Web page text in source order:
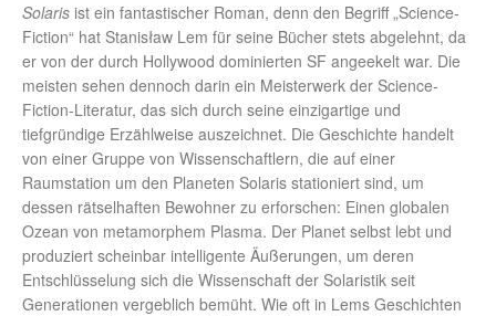
Solaris ist ein fantastischer Roman, denn den Begriff „Science-
Fiction“ hat Stanisław Lem für seine Bücher stets abgelehnt, da
er von der durch Hollywood dominierten SF angeekelt war. Die
meisten sehen dennoch darin ein Meisterwerk der Science-
Fiction-Literatur, das sich durch seine einzigartige und
tiefgründige Erzählweise auszeichnet. Die Geschichte handelt
von einer Gruppe von Wissenschaftlern, die auf einer
Raumstation um den Planeten Solaris stationiert sind, um
dessen rätselhaften Bewohner zu erforschen: Einen globalen
Ozean von metamorphem Plasma. Der Planet selbst lebt und
produziert scheinbar intelligente Äußerungen, um deren
Entschlüsselung sich die Wissenschaft der Solaristik seit
Generationen vergeblich bemüht. Wie oft in Lems Geschichten